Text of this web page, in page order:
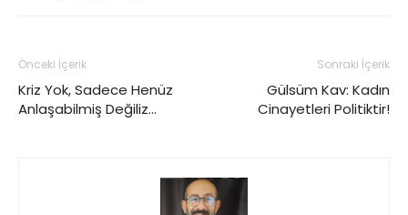
Önceki İçerik
Kriz Yok, Sadece Henüz
Anlaşabilmiş Değiliz…
Sonraki İçerik
Gülsüm Kav: Kadın
Cinayetleri Politiktir!